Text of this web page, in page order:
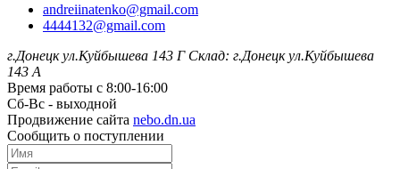
andreiinatenko@gmail.com
4444132@gmail.com
г.Донецк ул.Куйбышева 143 Г Склад: г.Донецк ул.Куйбышева
143 А
Время работы с 8:00-16:00
Сб-Вс - выходной
Продвижение сайта nebo.dn.ua
Сообщить о поступлении